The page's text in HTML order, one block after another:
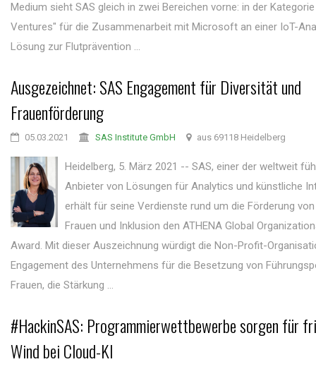
Medium sieht SAS gleich in zwei Bereichen vorne: in der
Ventures" für die Zusammenarbeit mit Microsoft an einer IoT-
Lösung zur Flutprävention ...
Ausgezeichnet: SAS Engagement für Diversität und
Frauenförderung
05.03.2021 SAS Institute GmbH aus 69118 Heidelberg
Heidelberg, 5. März 2021 -- SAS, einer der weltweit
Anbieter von Lösungen für Analytics und künstliche
erhält für seine Verdienste rund um die Förderung
Frauen und Inklusion den ATHENA Global
Award. Mit dieser Auszeichnung würdigt die Non-Profit-
Engagement des Unternehmens für die Besetzung von
Frauen, die Stärkung ...
#HackinSAS: Programmierwettbewerbe sorgen für
Wind bei Cloud-KI